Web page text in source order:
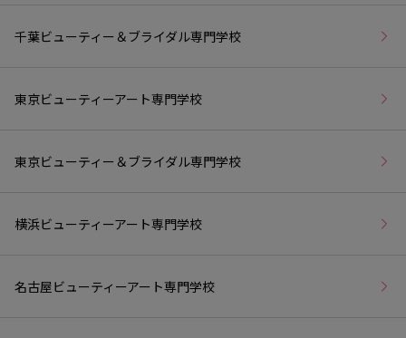
千葉ビューティー＆ブライダル専門学校
東京ビューティーアート専門学校
東京ビューティー＆ブライダル専門学校
横浜ビューティーアート専門学校
名古屋ビューティーアート専門学校